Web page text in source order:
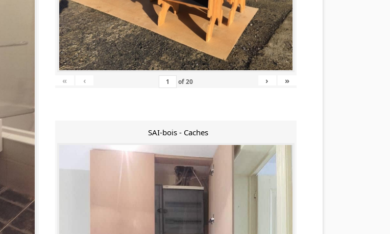
« ‹ of20 › »
SAI-bois - Caches